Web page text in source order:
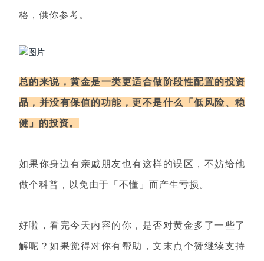
格，供你参考。
总的来说，黄金是一类更适合做阶段性配置的投资
品，并没有保值的功能，更不是什么「低风险、稳
健」的投资。
如果你身边有亲戚朋友也有这样的误区，不妨给他
做个科普，以免由于「不懂」而产生亏损。
好啦，看完今天内容的你，是否对黄金多了一些了
解呢？如果觉得对你有帮助，文末点个赞继续支持